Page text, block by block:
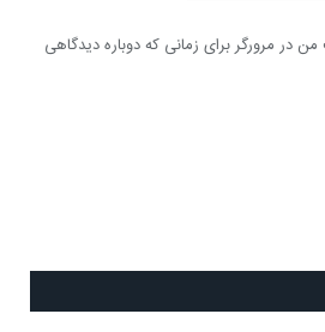
در مرورگر برای زمانی که دوباره دیدگاهی